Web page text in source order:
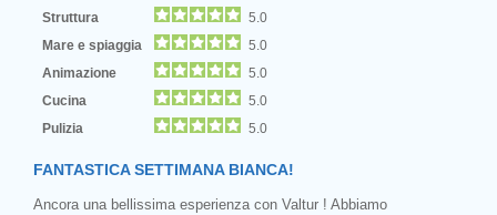
Struttura
5.0
Mare e spiaggia
5.0
Animazione
5.0
Cucina
5.0
Pulizia
5.0
FANTASTICA SETTIMANA BIANCA!
Ancora una bellissima esperienza con Valtur ! Abbiamo